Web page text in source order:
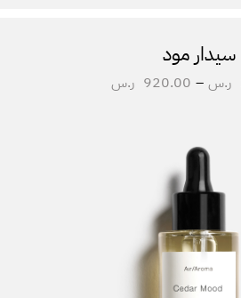
سيدار مود
ر.س –
920.00 ر.س